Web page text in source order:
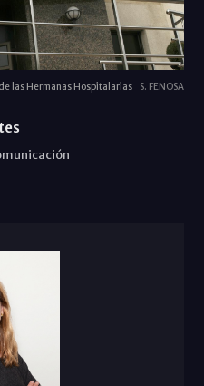
las Hermanas Hospitalarias S. FENOSA